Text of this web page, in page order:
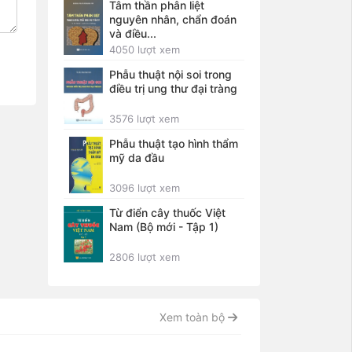
Tâm thần phân liệt
nguyên nhân, chẩn đoán
và điều...
4050 lượt xem
Phẫu thuật nội soi trong
điều trị ung thư đại tràng
3576 lượt xem
Phẫu thuật tạo hình thẩm
mỹ da đầu
3096 lượt xem
Từ điển cây thuốc Việt
Nam (Bộ mới - Tập 1)
2806 lượt xem
Xem toàn bộ